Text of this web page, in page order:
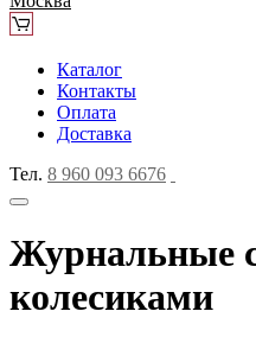
Каталог
Контакты
Оплата
Доставка
Тел. 8 960 093 6676
Журнальные
колесиками